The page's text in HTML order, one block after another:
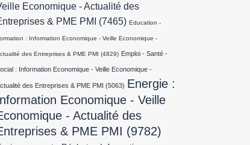
Economique - Actualité des
& PME PMI (7465) Education -
: Information Economique - Veille Economique -
des Entreprises & PME PMI (4829) Emploi - Santé -
: Information Economique - Veille Economique -
des Entreprises & PME PMI (5063) Energie :
Economique - Veille
- Actualité des
& PME PMI (9782)